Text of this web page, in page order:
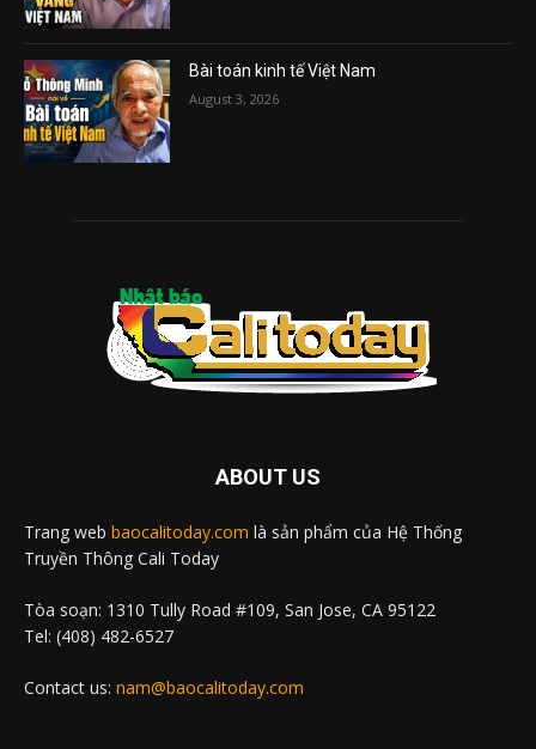
Bài toán kinh tế Việt Nam
August 3, 2026
ABOUT US
Trang web baocalitoday.com là sản phẩm của Hệ Thống
Truyền Thông Cali Today
Tòa soạn: 1310 Tully Road #109, San Jose, CA 95122
Tel: (408) 482-6527
Contact us: nam@baocalitoday.com